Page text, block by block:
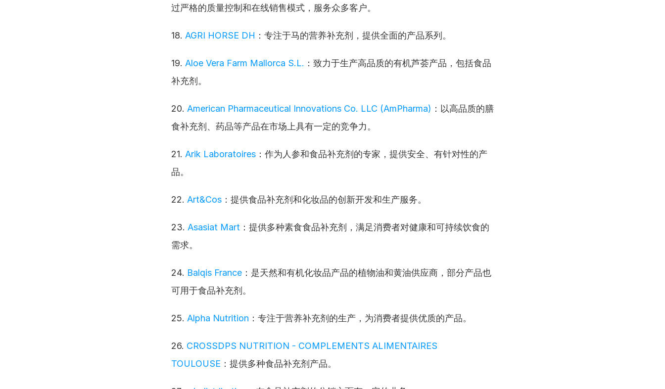
过严格的质量控制和在线销售模式，服务众多客户。
18. AGRI HORSE DH ：专注于马的营养补充剂，提供全面的产品系列。
19. Aloe Vera Farm Mallorca S.L. ：致力于生产高品质的有机芦荟产品，包括食品
补充剂。
20. American Pharmaceutical Innovations Co. LLC (AmPharma) ：以高品质的膳
食补充剂、药品等产品在市场上具有一定的竞争力。
21. Arik Laboratoires ：作为人参和食品补充剂的专家，提供安全、有针对性的产
品。
22. Art&Cos ：提供食品补充剂和化妆品的创新开发和生产服务。
23. Asasiat Mart ：提供多种素食食品补充剂，满足消费者对健康和可持续饮食的
需求。
24. Balqis France ：是天然和有机化妆品产品的植物油和黄油供应商，部分产品也
可用于食品补充剂。
25. Alpha Nutrition ：专注于营养补充剂的生产，为消费者提供优质的产品。
26. CROSSDPS NUTRITION - COMPLEMENTS ALIMENTAIRES
TOULOUSE ：提供多种食品补充剂产品。